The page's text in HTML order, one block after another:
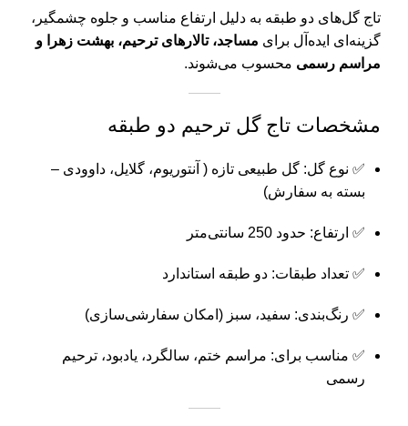
تاج گل‌های دو طبقه به دلیل ارتفاع مناسب و جلوه چشمگیر،
گزینه‌ای ایده‌آل برای مساجد، تالارهای ترحیم، بهشت زهرا و
مراسم رسمی محسوب می‌شوند.
مشخصات تاج گل ترحیم دو طبقه
✅ نوع گل: گل طبیعی تازه ( آنتوریوم، گلایل، داوودی –
بسته به سفارش)
✅ ارتفاع: حدود 250 سانتی‌متر
✅ تعداد طبقات: دو طبقه استاندارد
✅ رنگ‌بندی: سفید، سبز (امکان سفارشی‌سازی)
✅ مناسب برای: مراسم ختم، سالگرد، یادبود، ترحیم
رسمی